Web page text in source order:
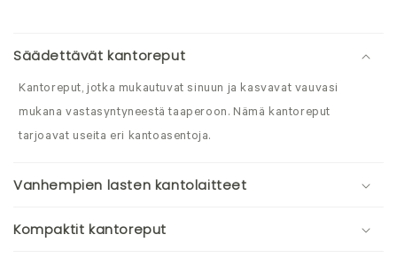
Säädettävät kantoreput
Kantoreput, jotka mukautuvat sinuun ja kasvavat vauvasi
mukana vastasyntyneestä taaperoon. Nämä kantoreput
tarjoavat useita eri kantoasentoja.
Vanhempien lasten kantolaitteet
Kompaktit kantoreput